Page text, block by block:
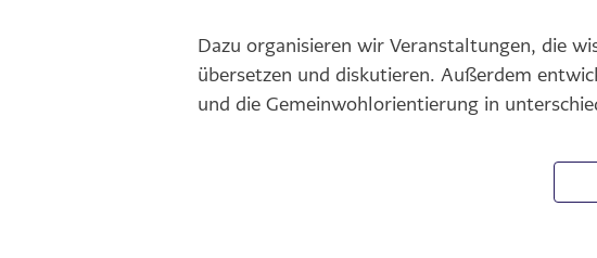
Dazu organisieren wir Veranstaltungen, die
übersetzen und diskutieren. Außerdem
und die Gemeinwohlorientierung in